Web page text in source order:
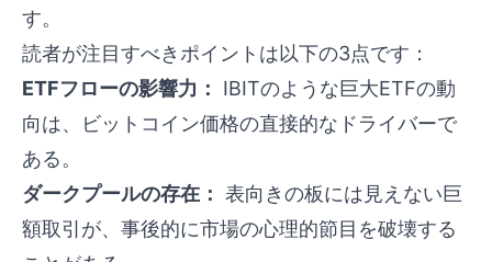
す。
読者が注目すべきポイントは以下の3点です：
ETFフローの影響力：
IBITのような巨大ETFの動
向は、ビットコイン価格の直接的なドライバーで
ある。
ダークプールの存在： 表向きの板には見えない巨
額取引が、事後的に市場の心理的節目を破壊する